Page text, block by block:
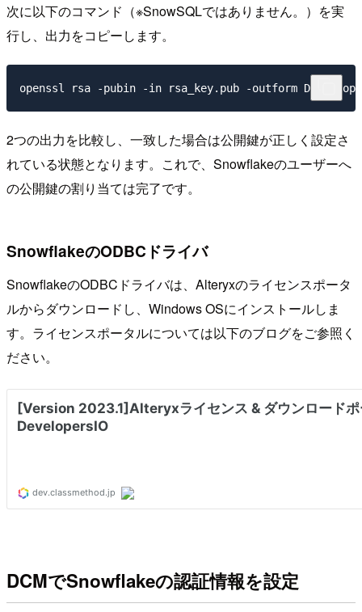
次に以下のコマンド（※SnowSQLではありません。）を実
行し、出力をコピーします。
2つの出力を比較し、一致した場合は公開鍵が正しく設定さ
れている状態となります。これで、Snowflakeのユーザーへ
の公開鍵の割り当ては完了です。
SnowflakeのODBCドライバ
SnowflakeのODBCドライバは、Alteryxのライセンスポータ
ルからダウンロードし、Windows OSにインストールしま
す。ライセンスポータルについては以下のブログをご参照く
ださい。
DCMでSnowflakeの認証情報を設定